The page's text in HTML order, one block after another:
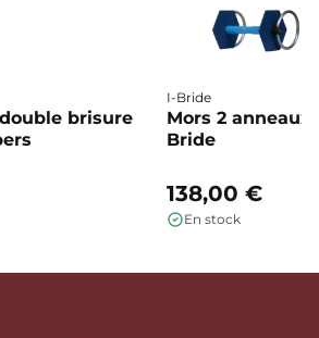
brisure
I-Bride
Mors 2
Bride
138,00 €
En stock